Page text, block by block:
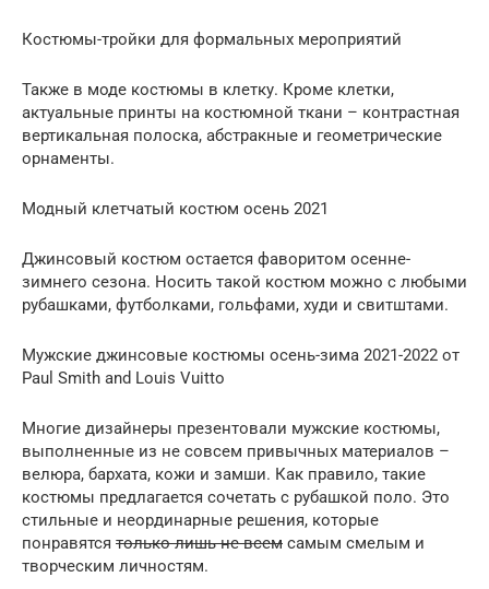
Костюмы-тройки для формальных мероприятий
Также в моде костюмы в клетку. Кроме клетки,
актуальные принты на костюмной ткани – контрастная
вертикальная полоска, абстракные и геометрические
орнаменты.
Модный клетчатый костюм осень 2021
Джинсовый костюм остается фаворитом осенне-
зимнего сезона. Носить такой костюм можно с любыми
рубашками, футболками, гольфами, худи и свитштами.
Мужские джинсовые костюмы осень-зима 2021-2022 от
Paul Smith and Louis Vuitto
Многие дизайнеры презентовали мужские костюмы,
выполненные из не совсем привычных материалов –
велюра, бархата, кожи и замши. Как правило, такие
костюмы предлагается сочетать с рубашкой поло. Это
стильные и неординарные решения, которые
понравятся только лишь не всем самым смелым и
творческим личностям.